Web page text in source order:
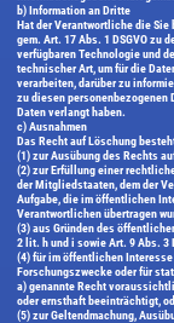
b) Information an Dritte
Hat der Verantwortliche die
gem. Art. 17 Abs. 1 DSGVO zu
verfügbaren Technologie und
technischer Art, um für die
verarbeiten, darüber zu
zu diesen personenbezogenen
Daten verlangt haben.
c) Ausnahmen
Das Recht auf Löschung
(1) zur Ausübung des Rechts
(2) zur Erfüllung einer
der Mitgliedstaaten, dem der
Aufgabe, die im öffentlichen
Verantwortlichen übertragen
(3) aus Gründen des
2 lit. h und i sowie Art. 9 Abs. 3
(4) für im öffentlichen
Forschungszwecke oder für
a) genannte Recht
oder ernsthaft beeinträchtigt,
(5) zur Geltendmachung,